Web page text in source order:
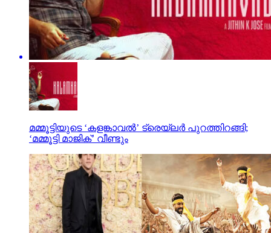
മമ്മൂട്ടിയുടെ ‘കളങ്കാവല്‍’ ട്രെയ്‌ലര്‍ പുറത്തിറങ്ങി;
‘മമ്മൂട്ടി മാജിക്’ വീണ്ടും